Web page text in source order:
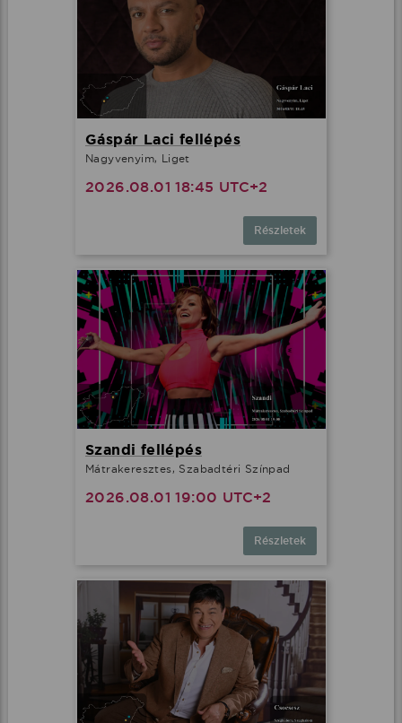
Gáspár Laci fellépés
Nagyvenyim, Liget
2026.08.01 18:45 UTC+2
Részletek
Szandi fellépés
Mátrakeresztes, Szabadtéri Színpad
2026.08.01 19:00 UTC+2
Részletek